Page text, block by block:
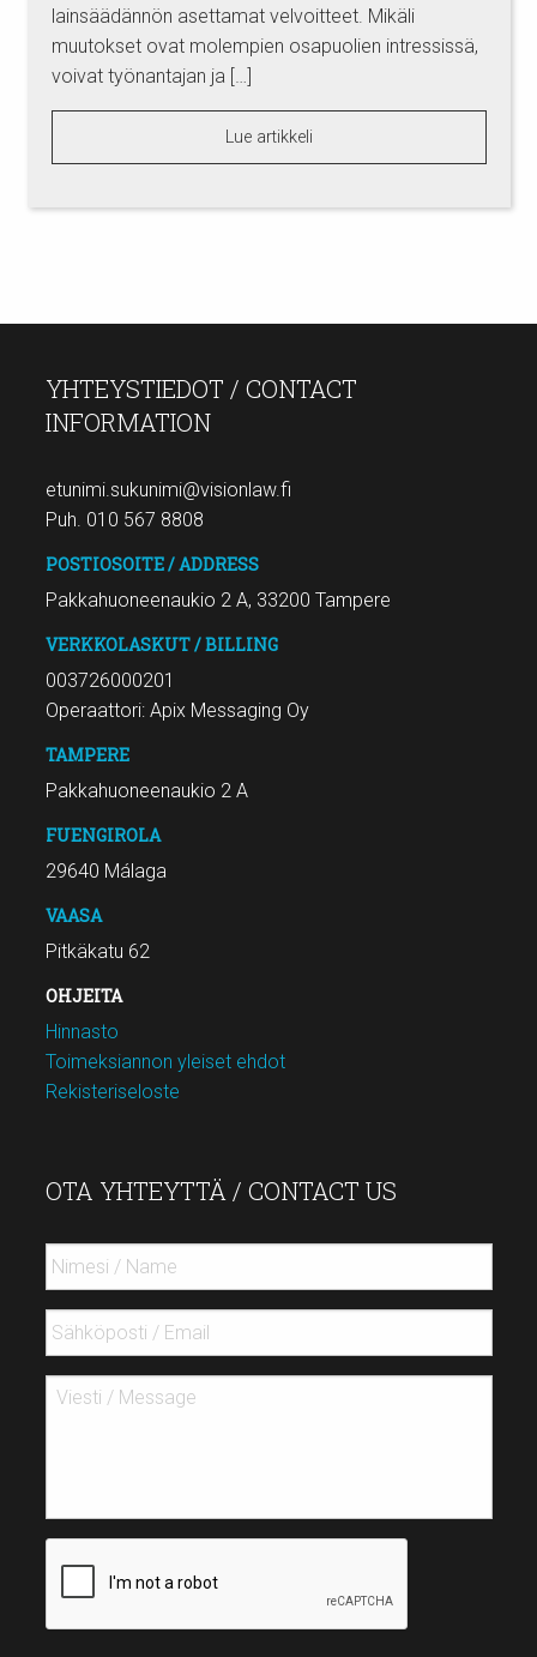
lainsäädännön asettamat velvoitteet. Mikäli
muutokset ovat molempien osapuolien intressissä,
voivat työnantajan ja […]
Lue artikkeli
YHTEYSTIEDOT / CONTACT
INFORMATION
etunimi.sukunimi@visionlaw.fi
Puh. 010 567 8808
POSTIOSOITE / ADDRESS
Pakkahuoneenaukio 2 A, 33200 Tampere
VERKKOLASKUT / BILLING
003726000201
Operaattori: Apix Messaging Oy
TAMPERE
Pakkahuoneenaukio 2 A
FUENGIROLA
29640 Málaga
VAASA
Pitkäkatu 62
OHJEITA
Hinnasto
Toimeksiannon yleiset ehdot
Rekisteriseloste
OTA YHTEYTTÄ / CONTACT US